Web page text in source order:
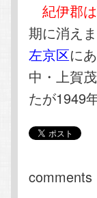
紀伊郡
期に消え
左京区に
中・上賀
たが1949
comments